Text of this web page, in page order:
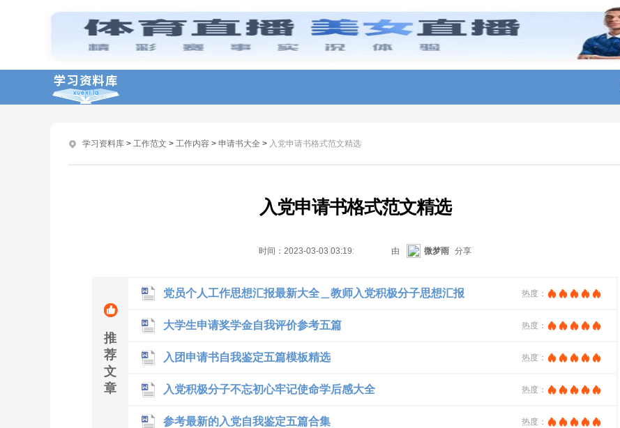
学习资料库 > 工作范文 > 工作内容 > 申请书大全 > 入党申请书格式范文精选
入党申请书格式范文精选
时间： 2023-03-03 03:19:23 由 微梦雨 分享
推
荐
文
章
党员个人工作思想汇报最新大全＿教师入党积极分子思想汇报 热度：
大学生申请奖学金自我评价参考五篇 热度：
入团申请书自我鉴定五篇模板精选 热度：
入党积极分子不忘初心牢记使命学后感大全 热度：
参考最新的入党自我鉴定五篇合集 热度：
入党流程学习心得体会演讲稿例文精选
大学入党申请书标准范文参考模板
普通村民入党申请书要怎么写
公务员入党申请书格式应该怎么写
研究生入党申请书模板范文